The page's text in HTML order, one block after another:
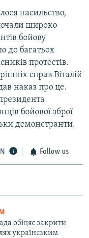
насильство,
широко
бойову
до багатьох
протестів.
справ Віталій
наказ про це.
бойової зброї
демонстранти.
Follow us
обіцяє закрити
українським